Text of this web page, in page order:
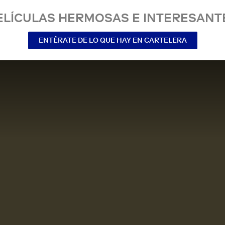
HERMOSAS E
ENTÉRATE DE LO QUE HAY EN CARTELERA